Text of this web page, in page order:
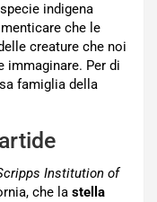
indigena
che le
creature che noi
immaginare. Per di
famiglia della
Institution of
che la stella